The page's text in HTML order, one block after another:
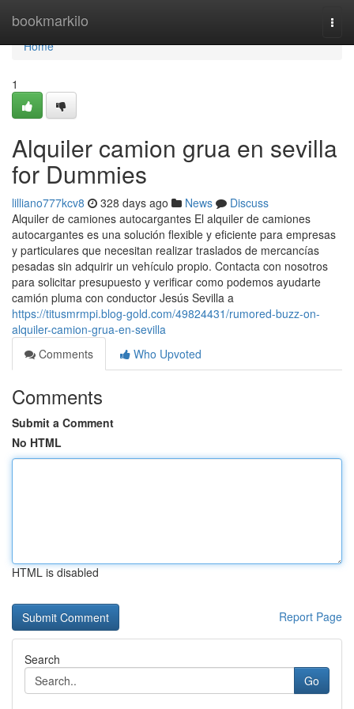
bookmarkilo
Home
Home
1
Alquiler camion grua en sevilla
for Dummies
lilliano777kcv8 328 days ago News
Discuss
Alquiler de camiones autocargantes El alquiler de camiones
autocargantes es una solución flexible y eficiente para empresas
y particulares que necesitan realizar traslados de mercancías
pesadas sin adquirir un vehículo propio. Contacta con nosotros
para solicitar presupuesto y verificar como podemos ayudarte
camión pluma con conductor Jesús Sevilla a
https://titusmrmpi.blog-gold.com/49824431/rumored-buzz-on-
alquiler-camion-grua-en-sevilla
Comments
Who Upvoted
Comments
Submit a Comment
No HTML
HTML is disabled
Report Page
Search
Go